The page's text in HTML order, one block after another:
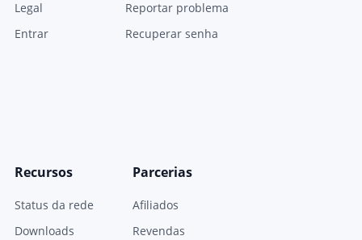
Legal
Entrar
Reportar problema
Recuperar senha
Recursos
Status da rede
Downloads
Parcerias
Afiliados
Revendas